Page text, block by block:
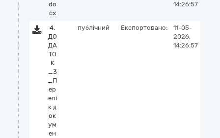
do
cx
14:26:57
4.
ДО
ДА
ТО
К
_3
_П
ер
елі
к д
ок
ум
ен
публічний Експортовано:
11-05-
2026,
14:26:57